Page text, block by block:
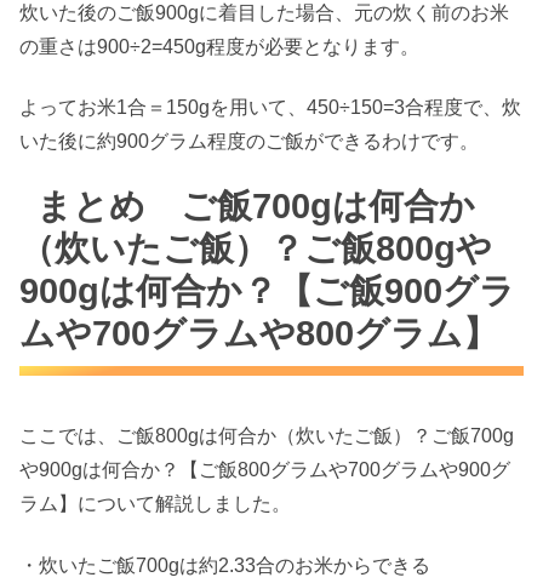
炊いた後のご飯900gに着目した場合、元の炊く前のお米
の重さは900÷2=450g程度が必要となります。
よってお米1合＝150gを用いて、450÷150=3合程度で、炊
いた後に約900グラム程度のご飯ができるわけです。
まとめ ご飯700gは何合か
（炊いたご飯）？ご飯800gや
900gは何合か？【ご飯900グラ
ムや700グラムや800グラム】
ここでは、ご飯800gは何合か（炊いたご飯）？ご飯700g
や900gは何合か？【ご飯800グラムや700グラムや900グ
ラム】について解説しました。
・炊いたご飯700gは約2.33合のお米からできる